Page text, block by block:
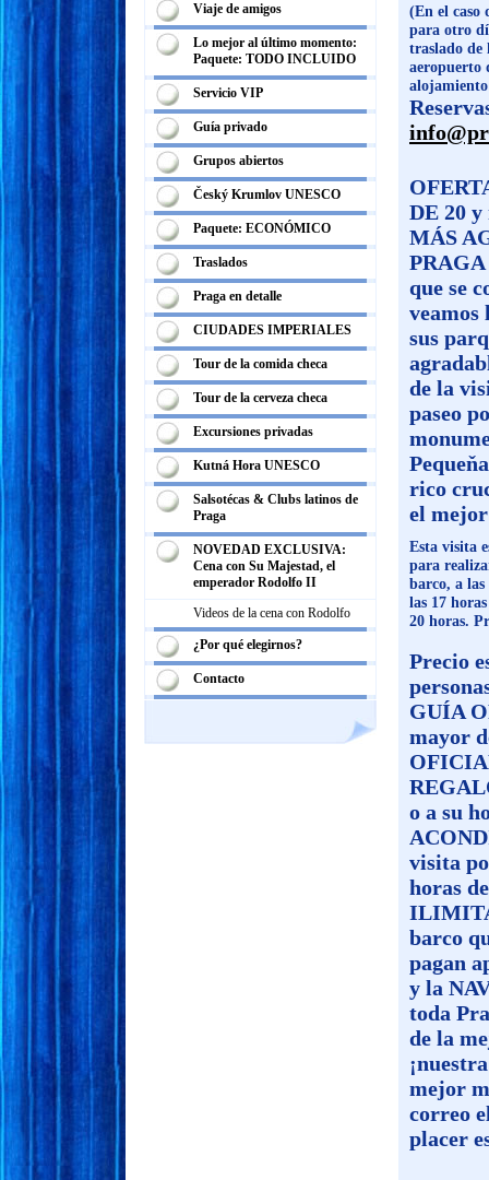
(En el
para otro
traslado de
aeropuerto
DE 20
MÁS
que se
veamos
sus
de la
paseo
rico
el
Esta visita
para
barco, a
las 17
20 horas.
Precio
GUÍA
mayor
o a su
visita
horas
barco
pagan
y la
toda
de la
mejor
correo
placer
Viaje de amigos
Lo mejor al último momento:
Paquete: TODO INCLUIDO
Servicio VIP
Guía privado
Grupos abiertos
Český Krumlov UNESCO
Paquete: ECONÓMICO
Traslados
Praga en detalle
CIUDADES IMPERIALES
Tour de la comida checa
Tour de la cerveza checa
Excursiones privadas
Kutná Hora UNESCO
Salsotécas & Clubs latinos de
Praga
NOVEDAD EXCLUSIVA:
Cena con Su Majestad, el
emperador Rodolfo II
Videos de la cena con Rodolfo
¿Por qué elegirnos?
Contacto